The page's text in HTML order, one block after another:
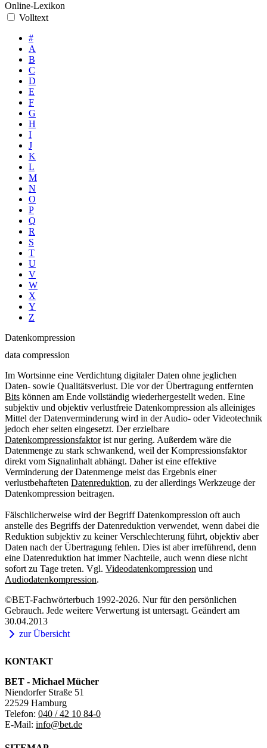
Online-Lexikon
Volltext
#
A
B
C
D
E
F
G
H
I
J
K
L
M
N
O
P
Q
R
S
T
U
V
W
X
Y
Z
Datenkompression
data compression
Im Wortsinne eine Verdichtung digitaler Daten ohne jeglichen
Daten- sowie Qualitätsverlust. Die vor der Übertragung entfernten
Bits können am Ende vollständig wiederhergestellt weden. Eine
subjektiv und objektiv verlustfreie Datenkompression als alleiniges
Mittel der Datenverminderung wird in der Audio- oder Videotechnik
jedoch eher selten eingesetzt. Der erzielbare
Datenkompressionsfaktorist nur gering. Außerdem wäre die
Datenmenge zu stark schwankend, weil der Kompressionsfaktor
direkt vom Signalinhalt abhängt. Daher ist eine effektive
Verminderung der Datenmenge meist das Ergebnis einer
verlustbehafteten Datenreduktion, zu der allerdings Werkzeuge der
Datenkompression beitragen.
Fälschlicherweise wird der Begriff Datenkompression oft auch
anstelle des Begriffs der Datenreduktion verwendet, wenn dabei die
Reduktion subjektiv zu keiner Verschlechterung führt, objektiv aber
Daten nach der Übertragung fehlen. Dies ist aber irreführend, denn
eine Datenreduktion hat immer Nachteile, auch wenn diese nicht
sofort zu Tage treten. Vgl. Videodatenkompression und
Audiodatenkompression.
©BET-Fachwörterbuch 1992-2026. Nur für den persönlichen
Gebrauch. Jede weitere Verwertung ist untersagt. Geändert am
30.04.2013
zur Übersicht
KONTAKT
BET - Michael Mücher
Niendorfer Straße 51
22529 Hamburg
Telefon: 040 / 42 10 84-0
E-Mail: info@bet.de